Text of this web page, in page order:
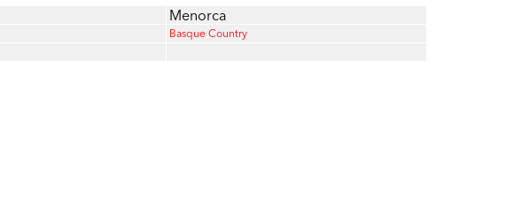
Menorca
Basque Country